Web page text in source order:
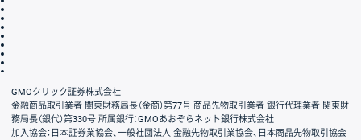
会社案内
GMOクリック証券株式会社
金融商品取引業者 関東財務局長（金商）第77号 商品先物取引業者 銀行代理業者 関東財
務局長（銀代）第330号 所属銀行：GMOあおぞらネット銀行株式会社
加入協会：日本証券業協会、一般社団法人 金融先物取引業協会、日本商品先物取引協会